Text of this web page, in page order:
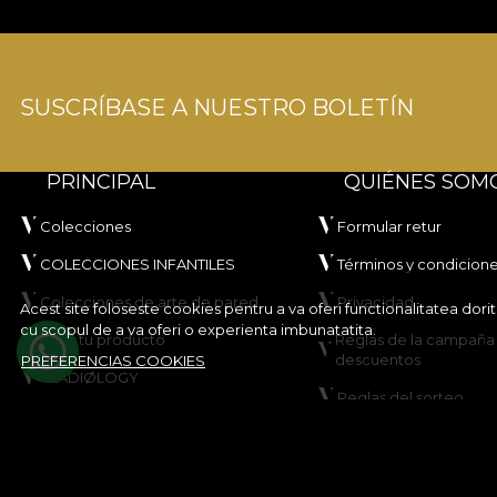
Acest site foloseste cookies pentru a va oferi functionalitatea
cu scopul de a va oferi o experienta imbunatatita.
PREFERENCIAS COOKIES
SUSCRÍBASE A NUESTRO BOLETÍN
PRINCIPAL
Colecciones
COLECCIONES INFANTILES
Colecciones de arte de pared
Crea tu producto
VLADIØLOGY
QUIÉNES
Formular retur
Términos y
Privacidad
Reglas de la
descuentos
Reglas del sorteo